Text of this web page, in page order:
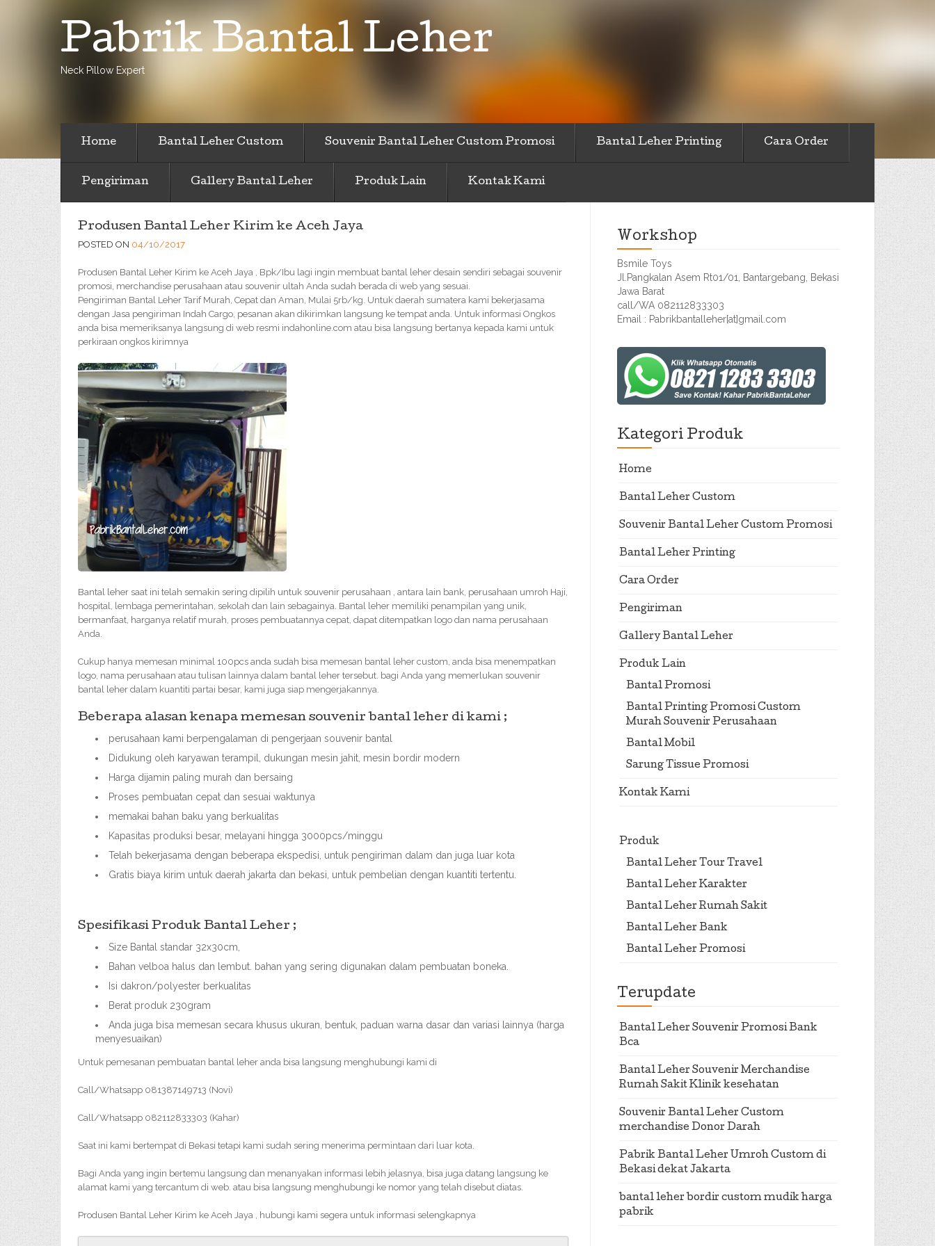
Pabrik Bantal Leher
Neck Pillow Expert
Home Bantal Leher Custom Souvenir Bantal Leher Custom Promosi Bantal Leher Printing Cara Order
Pengiriman Gallery Bantal Leher Produk Lain Kontak Kami
Produsen Bantal Leher Kirim ke Aceh Jaya
POSTED ON 04/10/2017
Produsen Bantal Leher Kirim ke Aceh Jaya , Bpk/Ibu lagi ingin membuat bantal leher desain sendiri sebagai souvenir
promosi, merchandise perusahaan atau souvenir ultah Anda sudah berada di web yang sesuai.
Pengiriman Bantal Leher Tarif Murah, Cepat dan Aman, Mulai 5rb/kg. Untuk daerah sumatera kami bekerjasama
dengan Jasa pengiriman Indah Cargo, pesanan akan dikirimkan langsung ke tempat anda. Untuk informasi Ongkos
anda bisa memeriksanya langsung di web resmi indahonline.com atau bisa langsung bertanya kepada kami untuk
perkiraan ongkos kirimnya
Bantal leher saat ini telah semakin sering dipilih untuk souvenir perusahaan , antara lain bank, perusahaan umroh Haji,
hospital, lembaga pemerintahan, sekolah dan lain sebagainya. Bantal leher memiliki penampilan yang unik,
bermanfaat, harganya relatif murah, proses pembuatannya cepat, dapat ditempatkan logo dan nama perusahaan
Anda.
Cukup hanya memesan minimal 100pcs anda sudah bisa memesan bantal leher custom, anda bisa menempatkan
logo, nama perusahaan atau tulisan lainnya dalam bantal leher tersebut. bagi Anda yang memerlukan souvenir
bantal leher dalam kuantiti partai besar, kami juga siap mengerjakannya.
Beberapa alasan kenapa memesan souvenir bantal leher di kami ;
perusahaan kami berpengalaman di pengerjaan souvenir bantal
Didukung oleh karyawan terampil, dukungan mesin jahit, mesin bordir modern
Harga dijamin paling murah dan bersaing
Proses pembuatan cepat dan sesuai waktunya
memakai bahan baku yang berkualitas
Kapasitas produksi besar, melayani hingga 3000pcs/minggu
Telah bekerjasama dengan beberapa ekspedisi, untuk pengiriman dalam dan juga luar kota
Gratis biaya kirim untuk daerah jakarta dan bekasi, untuk pembelian dengan kuantiti tertentu.
Spesifikasi Produk Bantal Leher ;
Size Bantal standar 32x30cm,
Bahan velboa halus dan lembut. bahan yang sering digunakan dalam pembuatan boneka.
Isi dakron/polyester berkualitas
Berat produk 230gram
Anda juga bisa memesan secara khusus ukuran, bentuk, paduan warna dasar dan variasi lainnya (harga
menyesuaikan)
Untuk pemesanan pembuatan bantal leher anda bisa langsung menghubungi kami di
Call/Whatsapp 081387149713 (Novi)
Call/Whatsapp 082112833303 (Kahar)
Saat ini kami bertempat di Bekasi tetapi kami sudah sering menerima permintaan dari luar kota.
Bagi Anda yang ingin bertemu langsung dan menanyakan informasi lebih jelasnya, bisa juga datang langsung ke
alamat kami yang tercantum di web. atau bisa langsung menghubungi ke nomor yang telah disebut diatas.
Produsen Bantal Leher Kirim ke Aceh Jaya , hubungi kami segera untuk informasi selengkapnya
Workshop
Bsmile Toys
Jl.Pangkalan Asem Rt01/01, Bantargebang, Bekasi
Jawa Barat
call/WA 082112833303
Email : Pabrikbantalleher[at]gmail.com
Kategori Produk
Home
Bantal Leher Custom
Souvenir Bantal Leher Custom Promosi
Bantal Leher Printing
Cara Order
Pengiriman
Gallery Bantal Leher
Produk Lain
Bantal Promosi
Bantal Printing Promosi Custom
Murah Souvenir Perusahaan
Bantal Mobil
Sarung Tissue Promosi
Kontak Kami
Produk
Bantal Leher Tour Travel
Bantal Leher Karakter
Bantal Leher Rumah Sakit
Bantal Leher Bank
Bantal Leher Promosi
Terupdate
Bantal Leher Souvenir Promosi Bank
Bca
Bantal Leher Souvenir Merchandise
Rumah Sakit Klinik kesehatan
Souvenir Bantal Leher Custom
merchandise Donor Darah
Pabrik Bantal Leher Umroh Custom di
Bekasi dekat Jakarta
bantal leher bordir custom mudik harga
pabrik